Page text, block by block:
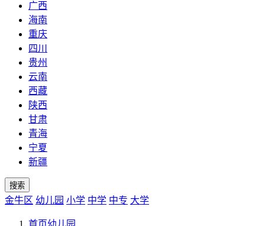
广西
海南
重庆
四川
贵州
云南
西藏
陕西
甘肃
青海
宁夏
新疆
搜索
金牛区 幼儿园 小学 中学 中专 大学
首页幼儿园